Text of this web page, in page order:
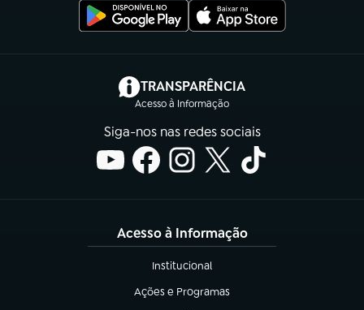
TRANSPARÊNCIA
Acesso à Informação
(abre em nova aba)
Siga-nos nas redes sociais
Acesso à Informação
Institucional
(abre em nova aba)
Ações e Programas
(abre em nova aba)